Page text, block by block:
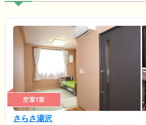
空室1室
さらさ湯沢